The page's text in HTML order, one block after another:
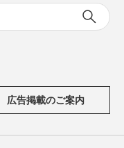
広告掲載のご案内